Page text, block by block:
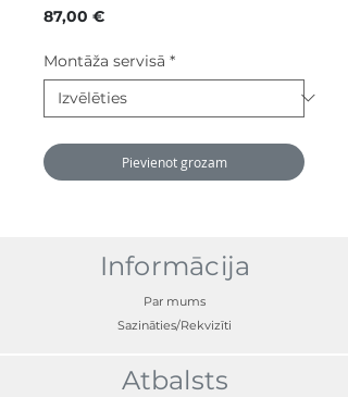
87,00 €Cena
Montāža servisā *
Pievienot grozam
Informācija
Par mums
Sazināties/Rekvizīti
Atbalsts